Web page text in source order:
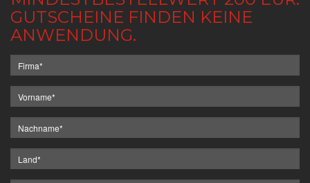
GUTSCHEINE FINDEN KEINE
ANWENDUNG.